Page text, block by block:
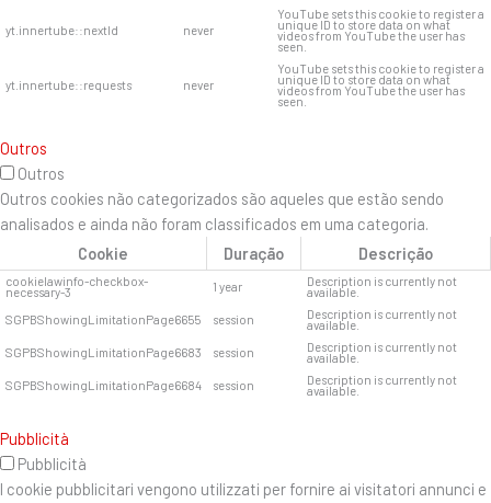
yt.innertube::nextId never
YouTube sets this cookie to register a
unique ID to store data on what
videos from YouTube the user has
seen.
yt.innertube::requests never
YouTube sets this cookie to register a
unique ID to store data on what
videos from YouTube the user has
seen.
Outros
Outros
Outros cookies não categorizados são aqueles que estão sendo
analisados ​​e ainda não foram classificados em uma categoria.
Cookie
Duração Descrição
cookielawinfo-checkbox-
necessary-3 1 year Description is currently not
available.
SGPBShowingLimitationPage6655
session Description is currently not
available.
SGPBShowingLimitationPage6683
session Description is currently not
available.
SGPBShowingLimitationPage6684
session Description is currently not
available.
Pubblicità
Pubblicità
I cookie pubblicitari vengono utilizzati per fornire ai visitatori annunci e